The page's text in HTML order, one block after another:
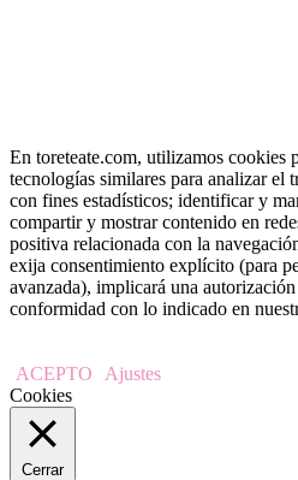
En toreteate.com, utilizamos cookies
tecnologías similares para analizar el
con fines estadísticos; identificar y
compartir y mostrar contenido en
positiva relacionada con la
exija consentimiento explícito (para
avanzada), implicará una
conformidad con lo indicado en
ACEPTO
Ajustes
Cookies
Cerrar